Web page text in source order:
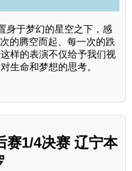
身于梦幻的星空之下，感
的腾空而起、每一次的跌
样的表演不仅给予我们视
生命和梦想的思考。
赛1/4决赛 辽宁本